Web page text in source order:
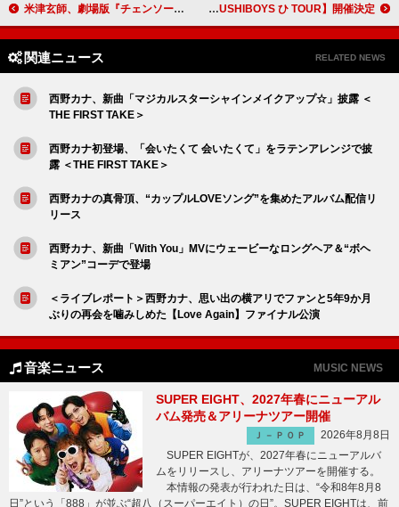
米津玄師、劇場版『チェンソーマン レゼ篇』主題歌「IRIS OUT」は両A面シングルに SUSHIBOYS、約1年ぶりのワンマンツアー【SUSHIBOYS ひ TOUR】開催決定
関連ニュース RELATED NEWS
西野カナ、新曲「マジカルスターシャインメイクアップ☆」披露 ＜
THE FIRST TAKE＞
西野カナ初登場、「会いたくて 会いたくて」をラテンアレンジで披
露 ＜THE FIRST TAKE＞
西野カナの真骨頂、“カップルLOVEソング”を集めたアルバム配信リ
リース
西野カナ、新曲「With You」MVにウェービーなロングヘア＆“ボヘ
ミアン”コーデで登場
＜ライブレポート＞西野カナ、思い出の横アリでファンと5年9か月
ぶりの再会を噛みしめた【Love Again】ファイナル公演
音楽ニュース MUSIC NEWS
SUPER EIGHT、2027年春にニューアル
バム発売＆アリーナツアー開催
Ｊ－ＰＯＰ
2026年8月8日
SUPER EIGHTが、2027年春にニューアルバ
ムをリリースし、アリーナツアーを開催する。
本情報の発表が行われた日は、“令和8年8月8
日”という「888」が並ぶ“超八（スーパーエイト）の日”。SUPER EIGHTは、前